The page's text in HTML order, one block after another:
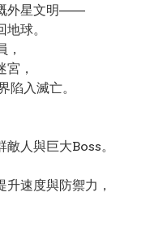
外星文明——
球。
，
陷入滅亡。
人與巨大Boss。
速度與防禦力，